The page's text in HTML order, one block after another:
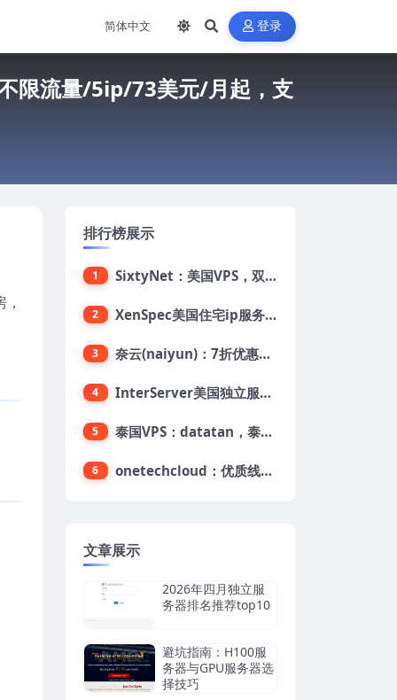
登录
限流量/5ip/73美元/月起，支
排行榜展示
1 SixtyNet：美国VPS，双ISP类住宅IP(AT&T)，CN2 GIA网络，超高DDoS防御，$14/月，2G内存/2核/40gSSD/5T流量/10Gbps带宽
2 XenSpec美国住宅ip服务器：美国家用ip/无限流量/10Gbps独享带宽/449美元/月起，支持支付宝
3 奈云(naiyun)：7折优惠，低至34元/月，洛杉矶/香港机房，三网CN2 GIA/CUII/高防保护，解锁Chatgpt/Tiktok
4 InterServer美国独立服务器：AMD RYZEN 3600X处理器，75美元/月，送40美元
5 泰国VPS：datatan，泰国不限流量VPS，$33/月，4G内存/3核/60gSSD
6 onetechcloud：优质线路，精品VPS低至28元，美国三网原生CN2 GIA（高防可选）、香港CN2、韩国CN2
文章展示
2026年四月独立服
务器排名推荐top10
避坑指南：H100服
务器与GPU服务器选
择技巧